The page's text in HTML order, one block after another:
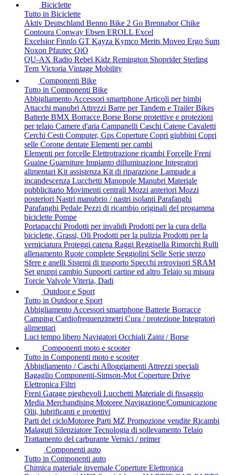
Biciclette
Tutto in Biciclette
Aktiv Deutschland Benno Bike 2 Go Brennabor Chike
Contoura Conway Ebsen EROLL Excel
Excelsior Finnlo GT Kayza Kymco Merits Moveo Ergo Sum
Noxon Pfautec QiO
QU-AX Radio Rebel Kidz Remington Shoprider Sterling
Tern Victoria Vintage Mobility
Componenti Bike
Tutto in Componenti Bike
Abbigliamento Accessori smartphone Articoli per bimbi
Attacchi manubri Attrezzi Barre per Tandem e Trailer Bikes
Batterie BMX Borracce Borse Borse protettive e protezioni
per telaio Camere d'aria Campanelli Caschi Catene Cavaletti
Cerchi Cesti Computer, Gps Coperture Copri giubbini Copri
selle Corone dentate Elementi per cambi
Elementi per forcelle Elettrotrazione ricambi Forcelle Freni
Guaine Guarniture Impianto dilluminazione Integratori
alimentari Kit assistenza Kit di riparazione Lampade a
incandescenza Lucchetti Manopole Manubri Materiale
pubblicitario Movimenti centrali Mozzi anteriori Mozzi
posteriori Nastri manubrio / nastri isolanti Parafanghi
Parafanghi Pedale Pezzi di ricambio originali del progamma
biciclette Pompe
Portapacchi Prodotti per invalidi Prodotti per la cura della
biciclette, Grassi, Oli Prodotti per la pulizia Prodotti per la
verniciatura Proteggi catena Raggi Reggisella Rimorchi Rulli
allenamento Ruote complete Seggiolini Selle Serie sterzo
Sfere e anelli Sistemi di trasporto Specchi retrovisori SRAM
Set gruppi cambio Supporti cartine ed altro Telaio su misura
Torcie Valvole Viteria, Dadi
Outdoor e Sport
Tutto in Outdoor e Sport
AbbigliamentoAccessori smartphone Batterie Borracce
Camping Cardiofrequenzimetri Cura / protezione Integratori
alimentari
Luci tempo libero Navigatori Occhiali Zaini / Borse
Componenti moto e scooter
Tutto in Componenti moto e scooter
Abbigliamento / Caschi Alloggiamenti Attrezzi speciali
Bagaglio Componenti-Simson-Mot Coperture Drive
Elettronica Filtri
Freni Garage pieghevoli Lucchetti Materiale di fissaggio
Media Merchandising Motoree Navigazione/Comunicazione
Olii, lubrificanti e protettivi
Parti del cicloMotoree Parti MZ Promozione vendite Ricambi
Malaguti Silenziatore Tecnologia di sollevamento Telaio
Trattamento del carburante Vernici / primer
Componenti auto
Tutto in Componenti auto
Chimica materiale invernale Coperture Elettronica